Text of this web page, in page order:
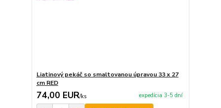
Liatinový pekáč so smaltovanou úpravou 33 x 27
cm RED
74,00 EUR/ks expedícia 3-5 dní